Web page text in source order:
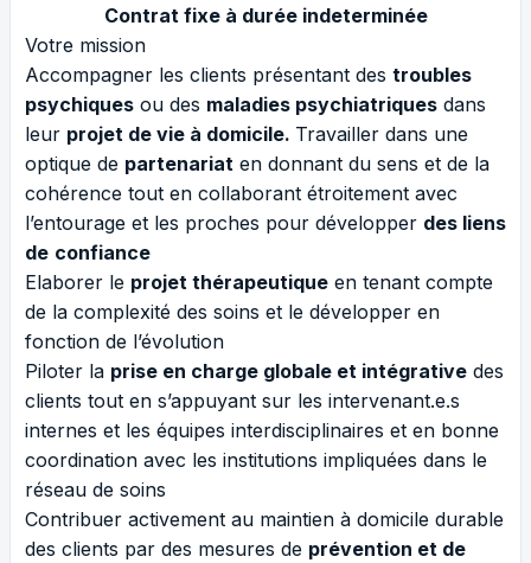
Contrat fixe à durée indeterminée
Votre mission
Accompagner les clients présentant des troubles
psychiques ou des maladies psychiatriques dans
leur projet de vie à domicile. Travailler dans une
optique de partenariat en donnant du sens et de la
cohérence tout en collaborant étroitement avec
l’entourage et les proches pour développer des liens
de confiance
Elaborer le projet thérapeutique en tenant compte
de la complexité des soins et le développer en
fonction de l’évolution
Piloter la prise en charge globale et intégrative des
clients tout en s’appuyant sur les intervenant.e.s
internes et les équipes interdisciplinaires et en bonne
coordination avec les institutions impliquées dans le
réseau de soins
Contribuer activement au maintien à domicile durable
des clients par des mesures de prévention et de